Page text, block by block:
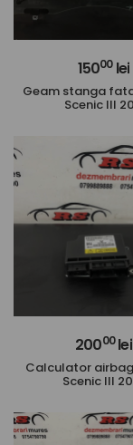
15000lei
Geam stanga
Scenic III
20000lei
Calculator
Scenic III